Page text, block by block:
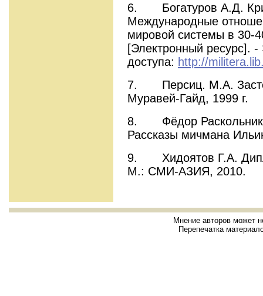
6. Богатуров А.Д.
Международные
мировой системы в
[Электронный ресурс].
доступа: http://
7. Персиц. М.А.
Муравей-Гайд, 1999 г.
8. Фёдор
Рассказы мичмана
9. Хидоятов Г.А.
М.: СМИ-АЗИЯ, 2010.
Мнение авторов может
Перепечатка